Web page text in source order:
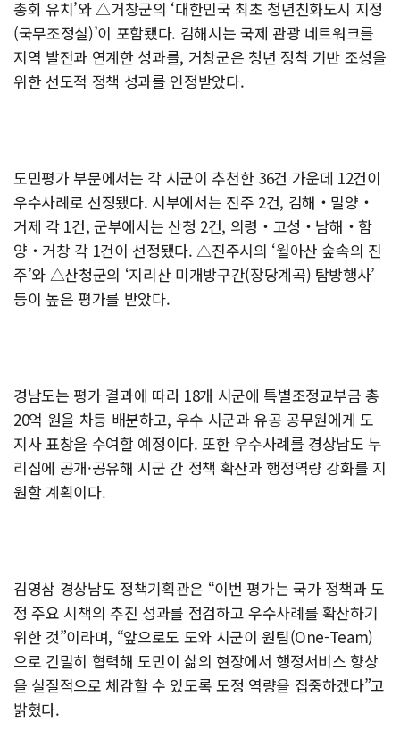
총회 유치’와 △거창군의 ‘대한민국 최초 청년친화도시 지정
(국무조정실)’이 포함됐다. 김해시는 국제 관광 네트워크를
지역 발전과 연계한 성과를, 거창군은 청년 정착 기반 조성을
위한 선도적 정책 성과를 인정받았다.
도민평가 부문에서는 각 시군이 추천한 36건 가운데 12건이
우수사례로 선정됐다. 시부에서는 진주 2건, 김해‧밀양‧
거제 각 1건, 군부에서는 산청 2건, 의령‧고성‧남해‧함
양‧거창 각 1건이 선정됐다. △진주시의 ‘월아산 숲속의 진
주’와 △산청군의 ‘지리산 미개방구간(장당계곡) 탐방행사’
등이 높은 평가를 받았다.
경남도는 평가 결과에 따라 18개 시군에 특별조정교부금 총
20억 원을 차등 배분하고, 우수 시군과 유공 공무원에게 도
지사 표창을 수여할 예정이다. 또한 우수사례를 경상남도 누
리집에 공개·공유해 시군 간 정책 확산과 행정역량 강화를 지
원할 계획이다.
김영삼 경상남도 정책기획관은 “이번 평가는 국가 정책과 도
정 주요 시책의 추진 성과를 점검하고 우수사례를 확산하기
위한 것”이라며, “앞으로도 도와 시군이 원팀(One-Team)
으로 긴밀히 협력해 도민이 삶의 현장에서 행정서비스 향상
을 실질적으로 체감할 수 있도록 도정 역량을 집중하겠다”고
밝혔다.